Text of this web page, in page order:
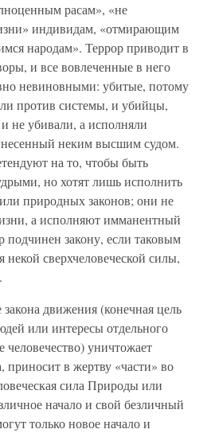
расам», «не
индивидам, «отмирающим
народам». Террор приводит в
и все вовлеченные в него
невиновными: убитые, потому
против системы, и убийцы,
не убивали, а исполняли
неким высшим судом.
на то, чтобы быть
но хотят лишь исполнить
природных законов; они не
а исполняют имманентный
подчинен закону, если таковым
некой сверхчеловеческой силы,
движения (конечная цель
или интересы отдельного
человечество) уничтожает
в жертву «части» во
сила Природы или
начало и свой безличный
только новое начало и